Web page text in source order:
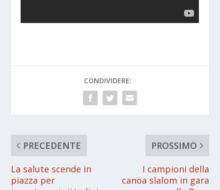
CONDIVIDERE:
PRECEDENTE
La salute scende in
piazza per
PROSSIMO
I campioni della
canoa slalom in gara